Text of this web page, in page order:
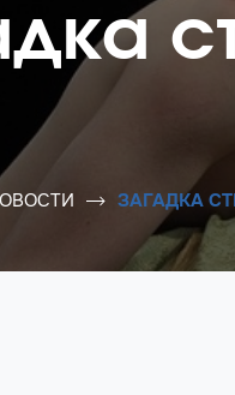
ЗАГАДКА